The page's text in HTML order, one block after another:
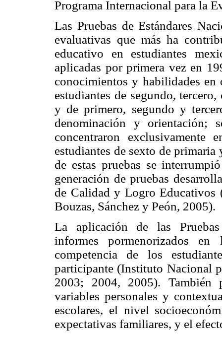
Programa Internacional para la
Las Pruebas de Estándares
evaluativas que más ha
educativo en estudiantes
aplicadas por primera vez en
conocimientos y habilidades en
estudiantes de segundo,
y de primero, segundo y
denominación y orientación;
concentraron
estudiantes de sexto de
de estas pruebas se
generación de pruebas
de Calidad y Logro Educativos
Bouzas, Sánchez y Peón, 2005).
La aplicación de las
informes pormenorizados
competencia de los
participante (Instituto Nacional
2003; 2004, 2005). También
variables personales y
escolares, el nivel
expectativas familiares, y el